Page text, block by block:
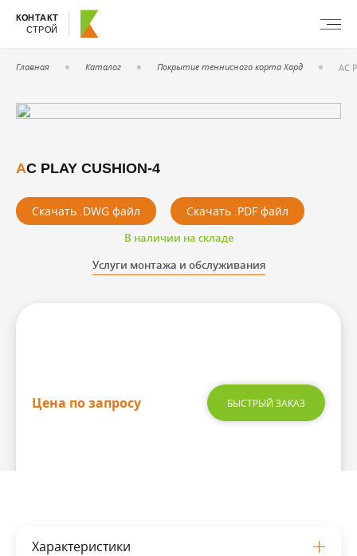
КОНТАКТ
СТРОЙ
Главная Каталог Покрытие теннисного корта Хард АС
АС PLAY CUSHION-4
Скачать .DWG файл Скачать .PDF файл
В наличии на складе
Услуги монтажа и обслуживания
Цена по запросу БЫСТРЫЙ ЗАКАЗ
Характеристики